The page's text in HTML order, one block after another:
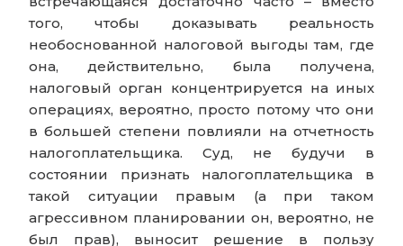
того, чтобы доказывать реальность
необоснованной налоговой выгоды там, где
она, действительно, была получена,
налоговый орган концентрируется на иных
операциях, вероятно, просто потому что они
в большей степени повлияли на отчетность
налогоплательщика. Суд, не будучи в
состоянии признать налогоплательщика в
такой ситуации правым (а при таком
агрессивном планировании он, вероятно, не
был прав), выносит решение в пользу